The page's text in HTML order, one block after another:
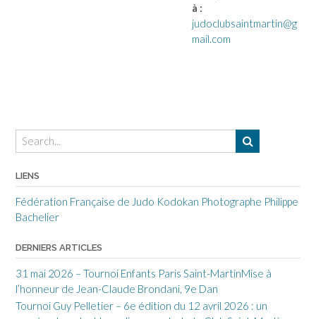
à :
judoclubsaintmartin@g
mail.com
LIENS
Fédération Française de Judo Kodokan Photographe Philippe
Bachelier
DERNIERS ARTICLES
31 mai 2026 – Tournoi Enfants Paris Saint-MartinMise à
l’honneur de Jean-Claude Brondani, 9e Dan
Tournoi Guy Pelletier – 6e édition du 12 avril 2026 : un